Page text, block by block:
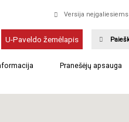
Versija neįgaliesiems
U-Paveldo žemėlapis
Pranešėjų apsauga